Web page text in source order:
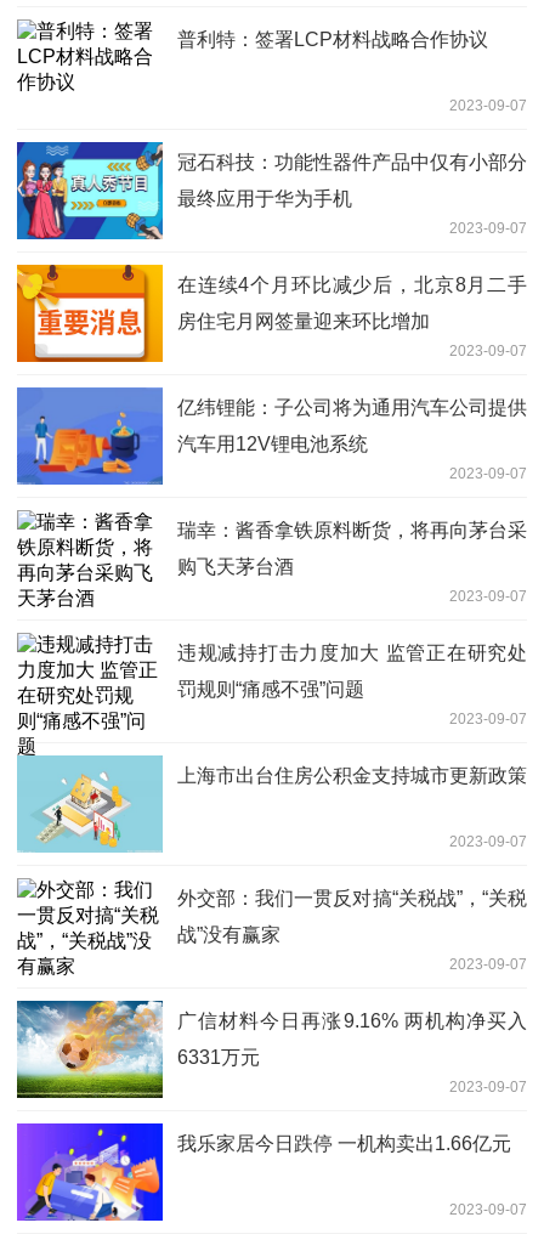
普利特：签署LCP材料战略合作协议
2023-09-07
冠石科技：功能性器件产品中仅有小部分
最终应用于华为手机
2023-09-07
在连续4个月环比减少后，北京8月二手
房住宅月网签量迎来环比增加
2023-09-07
亿纬锂能：子公司将为通用汽车公司提供
汽车用12V锂电池系统
2023-09-07
瑞幸：酱香拿铁原料断货，将再向茅台采
购飞天茅台酒
2023-09-07
违规减持打击力度加大 监管正在研究处
罚规则“痛感不强”问题
2023-09-07
上海市出台住房公积金支持城市更新政策
2023-09-07
外交部：我们一贯反对搞“关税战”，“关税
战”没有赢家
2023-09-07
广信材料今日再涨9.16% 两机构净买入
6331万元
2023-09-07
我乐家居今日跌停 一机构卖出1.66亿元
2023-09-07